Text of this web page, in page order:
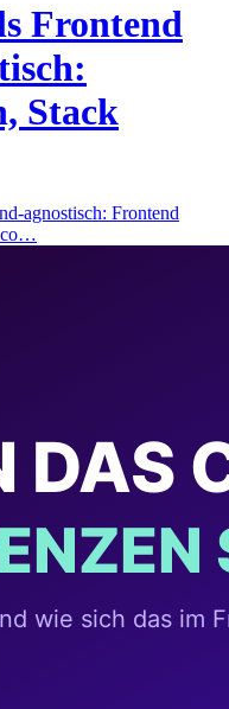
Frontend
Stack
agnostisch: Frontend
co…